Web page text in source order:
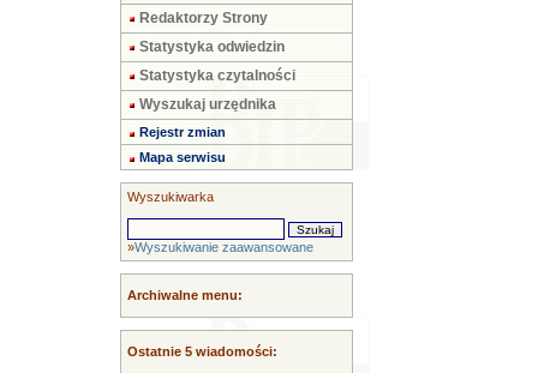
Redaktorzy Strony
Statystyka odwiedzin
Statystyka czytalności
Wyszukaj urzędnika
Rejestr zmian
Mapa serwisu
Wyszukiwarka
»Wyszukiwanie zaawansowane
Archiwalne menu:
Ostatnie 5 wiadomości: